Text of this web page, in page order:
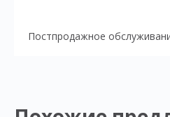
Постпродажное